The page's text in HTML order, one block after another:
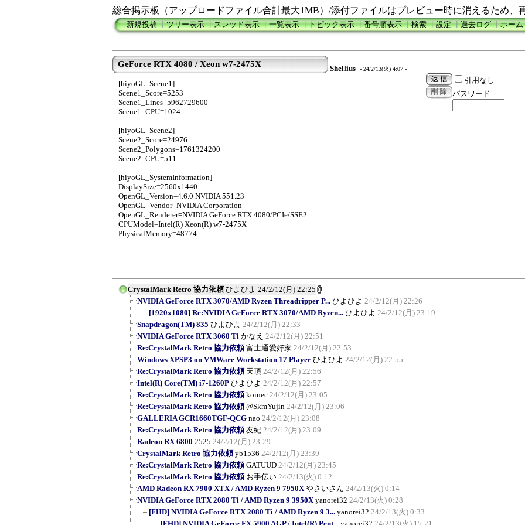
総合掲示板（アップロードファイル合計最大1MB）/添付ファイルはプレビュー時に消えるため、
新規投稿┃ツリー表示┃スレッド表示┃一覧表示┃トピック表示┃番号順表示┃検索┃設定┃過去ログ┃ホーム
GeForce RTX 4080 / Xeon w7-2475X Shellius - 24/2/13(火) 4:07 -
[hiyoGL_Scene1]
Scene1_Score=5253
Scene1_Lines=5962729600
Scene1_CPU=1024
[hiyoGL_Scene2]
Scene2_Score=24976
Scene2_Polygons=1761324200
Scene2_CPU=511
[hiyoGL_SystemInformation]
DisplaySize=2560x1440
OpenGL_Version=4.6.0 NVIDIA 551.23
OpenGL_Vendor=NVIDIA Corporation
OpenGL_Renderer=NVIDIA GeForce RTX 4080/PCIe/SSE2
CPUModel=Intel(R) Xeon(R) w7-2475X
PhysicalMemory=48774
引用なし
パスワード
CrystalMark Retro 協力依頼 ひよひよ 24/2/12(月) 22:25
NVIDIA GeForce RTX 3070/AMD Ryzen Threadripper P... ひよひよ 24/2/12(月) 22:26
[1920x1080] Re:NVIDIA GeForce RTX 3070/AMD Ryzen... ひよひよ 24/2/12(月) 23:19
Snapdragon(TM) 835 ひよひよ 24/2/12(月) 22:33
NVIDIA GeForce RTX 3060 Ti かなえ 24/2/12(月) 22:51
Re:CrystalMark Retro 協力依頼 富士通愛好家 24/2/12(月) 22:53
Windows XPSP3 on VMWare Workstation 17 Player ひよひよ 24/2/12(月) 22:55
Re:CrystalMark Retro 協力依頼 天頂 24/2/12(月) 22:56
Intel(R) Core(TM) i7-1260P ひよひよ 24/2/12(月) 22:57
Re:CrystalMark Retro 協力依頼 koinec 24/2/12(月) 23:05
Re:CrystalMark Retro 協力依頼 @SkmYujin 24/2/12(月) 23:06
GALLERIA GCR1660TGF-QCG nao 24/2/12(月) 23:08
Re:CrystalMark Retro 協力依頼 友紀 24/2/12(月) 23:09
Radeon RX 6800 2525 24/2/12(月) 23:29
CrystalMark Retro 協力依頼 yb1536 24/2/12(月) 23:39
Re:CrystalMark Retro 協力依頼 GATUUD 24/2/12(月) 23:45
Re:CrystalMark Retro 協力依頼 お手伝い 24/2/13(火) 0:12
AMD Radeon RX 7900 XTX / AMD Ryzen 9 7950X やさいさん 24/2/13(火) 0:14
NVIDIA GeForce RTX 2080 Ti / AMD Ryzen 9 3950X yanorei32 24/2/13(火) 0:28
[FHD] NVIDIA GeForce RTX 2080 Ti / AMD Ryzen 9 3... yanorei32 24/2/13(火) 0:33